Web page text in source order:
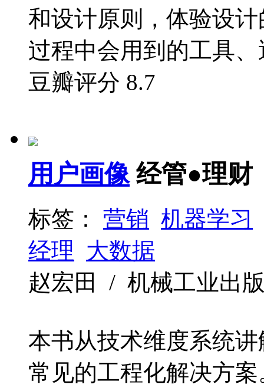
和设计原则，体验设
过程中会用到的工具
豆瓣评分 8.7
用户画像 经管●理财
标签： 营销 机器学习
经理 大数据
赵宏田 / 机械工业出
本书从技术维度系统
常见的工程化解决方